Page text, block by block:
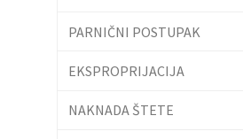
PARNIČNI POSTUPAK
EKSPROPRIJACIJA
NAKNADA ŠTETE